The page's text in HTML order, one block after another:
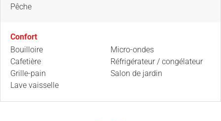
Pêche
Confort
Bouilloire
Cafetière
Grille-pain
Lave vaisselle
Micro-ondes
Réfrigérateur / congélateur
Salon de jardin